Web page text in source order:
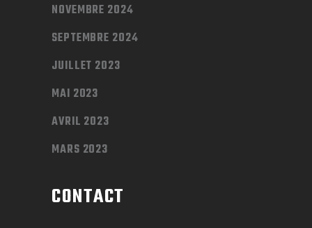
NOVEMBRE 2024
SEPTEMBRE 2024
JUILLET 2023
MAI 2023
AVRIL 2023
MARS 2023
CONTACT